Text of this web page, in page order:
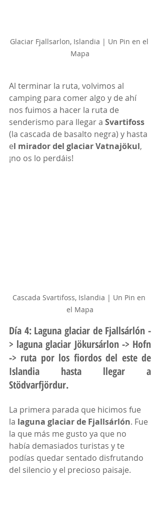
Glaciar Fjallsarlon, Islandia | Un Pin en el
Mapa
Al terminar la ruta, volvimos al
camping para comer algo y de ahí
nos fuimos a hacer la ruta de
senderismo para llegar a Svartifoss
(la cascada de basalto negra) y hasta
el mirador del glaciar Vatnajökul,
¡no os lo perdáis!
Cascada Svartifoss, Islandia | Un Pin en
el Mapa
Día 4: Laguna glaciar de Fjallsárlón -
> laguna glaciar Jökursárlon -> Hofn
-> ruta por los fiordos del este de
Islandia hasta llegar a
Stödvarfjördur.
La primera parada que hicimos fue
la laguna glaciar de Fjallsárlón. Fue
la que más me gusto ya que no
había demasiados turistas y te
podías quedar sentado disfrutando
del silencio y el precioso paisaje.